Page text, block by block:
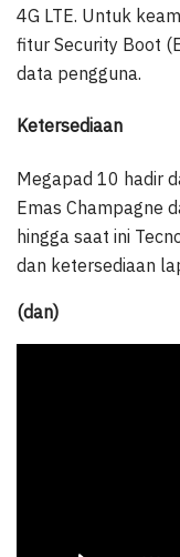
4G LTE. Untuk
fitur Security Boot
data pengguna.
Ketersediaan
Megapad 10 hadir
Emas Champagne
hingga saat ini
dan ketersediaan
(dan)